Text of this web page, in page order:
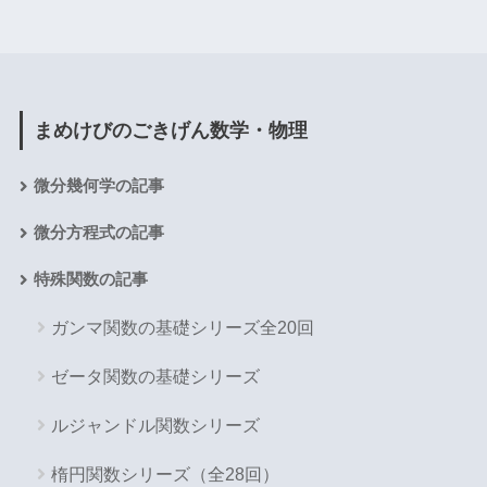
まめけびのごきげん数学・物理
微分幾何学の記事
微分方程式の記事
特殊関数の記事
ガンマ関数の基礎シリーズ全20回
ゼータ関数の基礎シリーズ
ルジャンドル関数シリーズ
楕円関数シリーズ（全28回）